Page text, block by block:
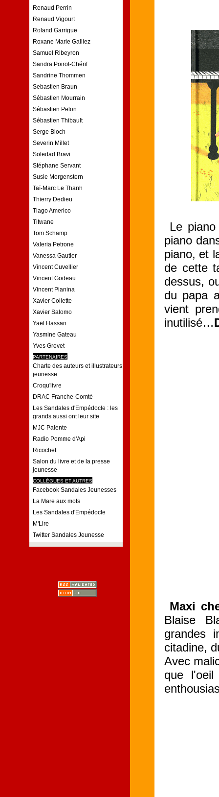
Renaud Perrin
Renaud Vigourt
Roland Garrigue
Roxane Marie Galliez
Samuel Ribeyron
Sandra Poirot-Chérif
Sandrine Thommen
Sebastien Braun
Sébastien Mourrain
Sébastien Pelon
Sébastien Thibault
Serge Bloch
Severin Millet
Soledad Bravi
Stéphane Servant
Susie Morgenstern
Taï-Marc Le Thanh
Thierry Dedieu
Tiago Americo
Titwane
Tom Schamp
Valeria Petrone
Vanessa Gautier
Vincent Cuvellier
Vincent Godeau
Vincent Pianina
Xavier Collette
Xavier Salomo
Yaël Hassan
Yasmine Gateau
Yves Grevet
PARTENAIRES
Charte des auteurs et illustrateurs
jeunesse
Croqu'livre
DRAC Franche-Comté
Les Sandales d'Empédocle : les
grands aussi ont leur site
MJC Palente
Radio Pomme d'Api
Ricochet
Salon du livre et de la presse
jeunesse
COLLÈGUES ET AUTRES
Facebook Sandales Jeunesses
La Mare aux mots
Les Sandales d'Empédocle
M'Lire
Twitter Sandales Jeunesse
Le
piano
piano, et
de cette
dessus,
du papa
vient
inutilisé…
Maxi
Blaise
grandes
citadine,
Avec
que